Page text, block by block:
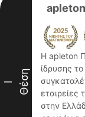
I Θέση
Η apleton
ίδρυσης
εταιρείες
στην